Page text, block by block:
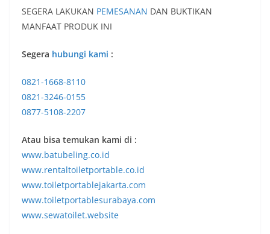
SEGERA LAKUKAN PEMESANAN DAN BUKTIKAN
MANFAAT PRODUK INI
Segera hubungi kami :
0821-1668-8110
0821-3246-0155
0877-5108-2207
Atau bisa temukan kami di :
www.batubeling.co.id
www.rentaltoiletportable.co.id
www.toiletportablejakarta.com
www.toiletportablesurabaya.com
www.sewatoilet.website